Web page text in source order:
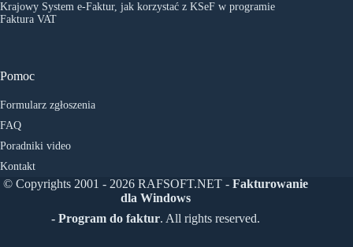
Krajowy System e-Faktur, jak korzystać z KSeF w programie
Faktura VAT
Pomoc
Formularz zgłoszenia
FAQ
Poradniki video
Kontakt
© Copyrights 2001 - 2026 RAFSOFT.NET - Fakturowanie
dla Windows
- Program do faktur. All rights reserved.